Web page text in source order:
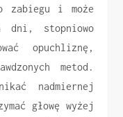
i może
dni, stopniowo
opuchliznę,
metod.
nadmiernej
głowę wyżej